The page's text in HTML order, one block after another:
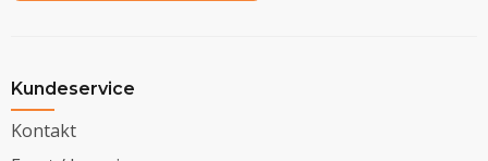
Kundeservice
Kontakt